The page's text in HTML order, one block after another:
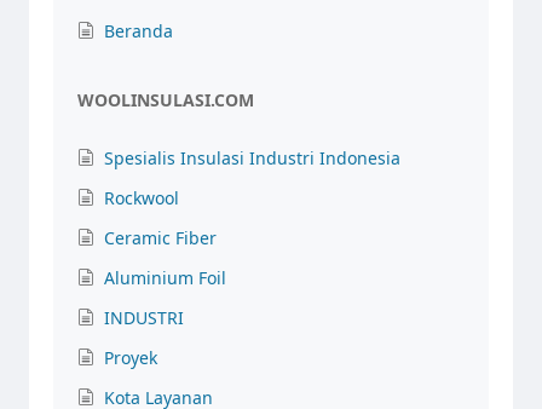
Beranda
WOOLINSULASI.COM
Spesialis Insulasi Industri Indonesia
Rockwool
Ceramic Fiber
Aluminium Foil
INDUSTRI
Proyek
Kota Layanan